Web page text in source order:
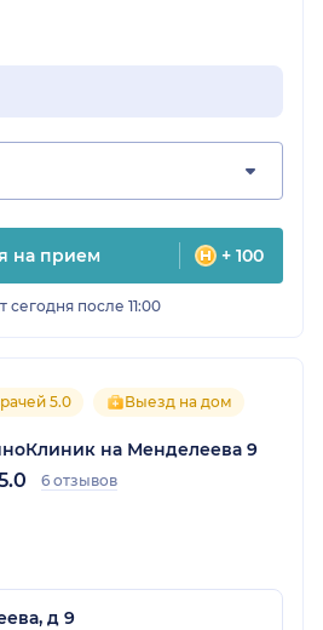
на прием + 100
после 11:00
5.0 Выезд на дом
на Менделеева 9
6 отзывов
д 9